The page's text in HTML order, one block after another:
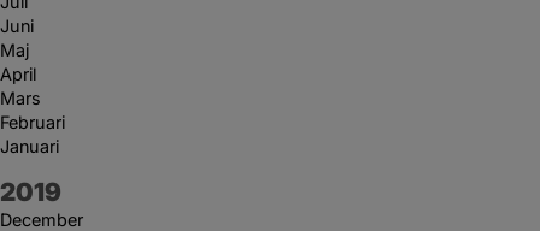
Juni
Maj
April
Mars
Februari
Januari
År:
2019
December